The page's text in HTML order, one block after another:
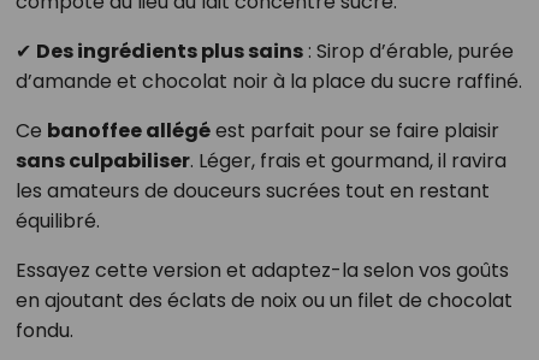
✔ Des ingrédients plus sains: Sirop d’érable, purée
d’amande et chocolat noir à la place du sucre raffiné.
Ce banoffee allégéest parfait pour se faire plaisir
sans culpabiliser. Léger, frais et gourmand, il ravira
les amateurs de douceurs sucrées tout en restant
équilibré.
Essayez cette version et adaptez-la selon vos goûts
en ajoutant des éclats de noix ou un filet de chocolat
fondu.